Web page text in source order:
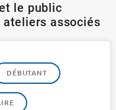
le public
associés
DÉBUTANT